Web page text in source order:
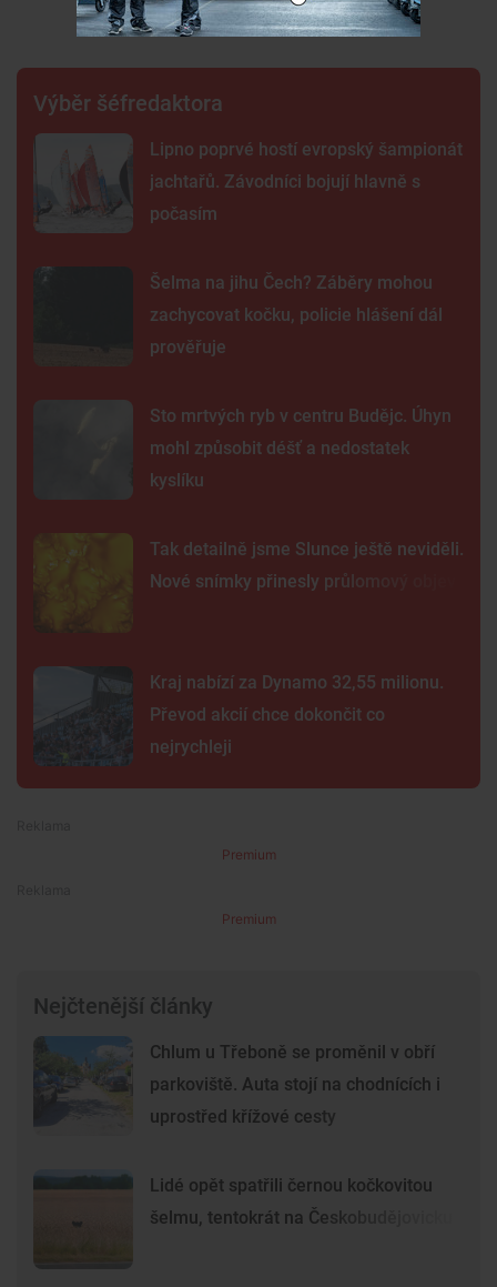
Premium
Výběr šéfredaktora
Lipno poprvé hostí evropský šampionát
jachtařů. Závodníci bojují hlavně s
počasím
Šelma na jihu Čech? Záběry mohou
zachycovat kočku, policie hlášení dál
prověřuje
Sto mrtvých ryb v centru Budějc. Úhyn
mohl způsobit déšť a nedostatek
kyslíku
Tak detailně jsme Slunce ještě neviděli.
Nové snímky přinesly průlomový objev
Kraj nabízí za Dynamo 32,55 milionu.
Převod akcií chce dokončit co
nejrychleji
Premium
Premium
Nejčtenější články
Chlum u Třeboně se proměnil v obří
parkoviště. Auta stojí na chodnících i
uprostřed křížové cesty
Lidé opět spatřili černou kočkovitou
šelmu, tentokrát na Českobudějovicku